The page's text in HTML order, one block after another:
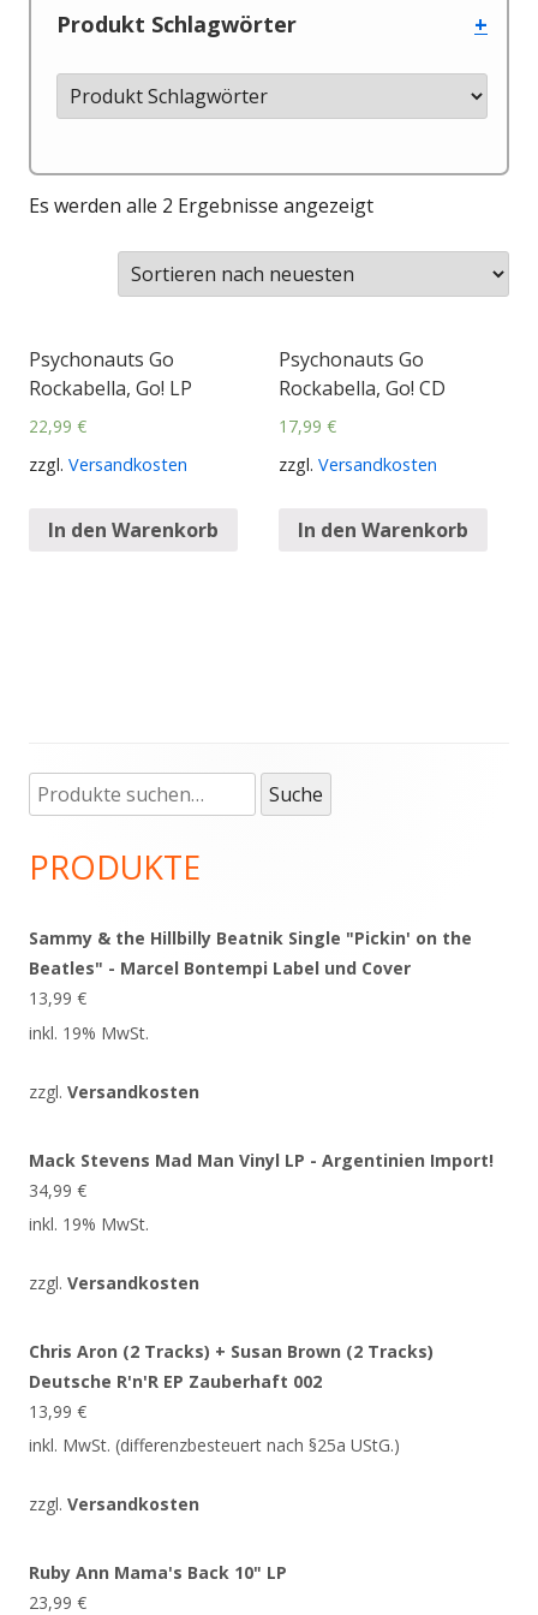
Produkt Schlagwörter +
Es werden alle 2 Ergebnisse angezeigt
Psychonauts Go
Rockabella, Go! LP
22,99 €
zzgl. Versandkosten
In den Warenkorb
Psychonauts Go
Rockabella, Go! CD
17,99 €
zzgl. Versandkosten
In den Warenkorb
Haupt-
Seitenleiste
Suche
nach:
Suche
PRODUKTE
Sammy & the Hillbilly Beatnik Single "Pickin' on the
Beatles" - Marcel Bontempi Label und Cover
13,99 €
inkl. 19% MwSt.
zzgl. Versandkosten
Mack Stevens Mad Man Vinyl LP - Argentinien Import!
34,99 €
inkl. 19% MwSt.
zzgl. Versandkosten
Chris Aron (2 Tracks) + Susan Brown (2 Tracks)
Deutsche R'n'R EP Zauberhaft 002
13,99 €
inkl. MwSt. (differenzbesteuert nach §25a UStG.)
zzgl. Versandkosten
Ruby Ann Mama's Back 10" LP
23,99 €